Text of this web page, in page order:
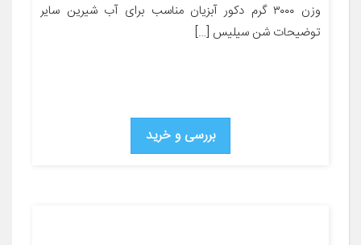
وزن ۳۰۰۰ گرم دکور آبزیان مناسب برای آب شیرین سایر
توضیحات شن سیلیس […]
بررسی و خرید